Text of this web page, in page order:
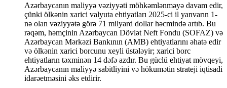
Azərbaycanın maliyyə vəziyyəti möhkəmlənməyə davam edir,
çünki ölkənin xarici valyuta ehtiyatları 2025-ci il yanvarın 1-
nə olan vəziyyətə görə 71 milyard dollar həcmində artıb. Bu
rəqəm, həmçinin Azərbaycan Dövlət Neft Fondu (SOFAZ) və
Azərbaycan Mərkəzi Bankının (AMB) ehtiyatlarını əhatə edir
və ölkənin xarici borcunu xeyli üstələyir; xarici borc
ehtiyatların təxminən 14 dəfə azdır. Bu güclü ehtiyat mövqeyi,
Azərbaycanın maliyyə sabitliyini və hökumətin strateji iqtisadi
idarəetməsini əks etdirir.